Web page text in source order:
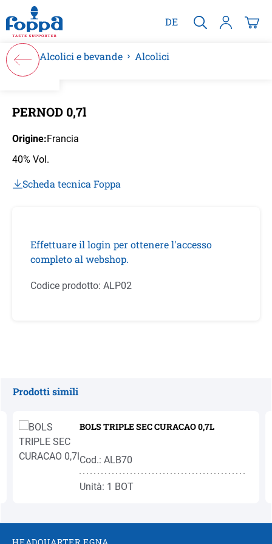
principale
DE
Alcolici e bevande Alcolici
PERNOD 0,7l
Origine:Francia
40% Vol.
Scheda tecnica Foppa
Effettuare il login per ottenere l'accesso
completo al webshop.
Codice prodotto: ALP02
Prodotti simili
BOLS TRIPLE SEC CURACAO 0,7L
Cod.: ALB70
Unità: 1 BOT